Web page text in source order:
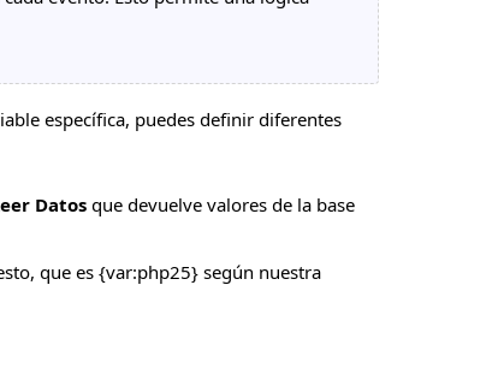
específica, puedes definir diferentes
Datosque devuelve valores de la base
que es {var:php25} según nuestra